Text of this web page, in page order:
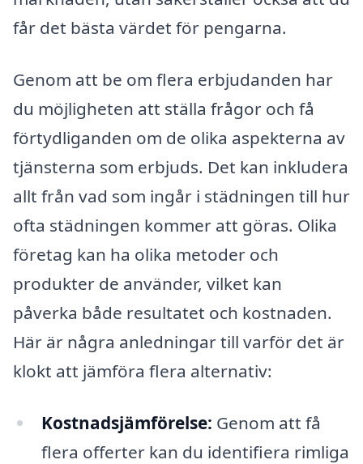
får det bästa värdet för pengarna.
Genom att be om flera erbjudanden har
du möjligheten att ställa frågor och få
förtydliganden om de olika aspekterna av
tjänsterna som erbjuds. Det kan inkludera
allt från vad som ingår i städningen till hur
ofta städningen kommer att göras. Olika
företag kan ha olika metoder och
produkter de använder, vilket kan
påverka både resultatet och kostnaden.
Här är några anledningar till varför det är
klokt att jämföra flera alternativ:
Kostnadsjämförelse: Genom att få
flera offerter kan du identifiera rimliga